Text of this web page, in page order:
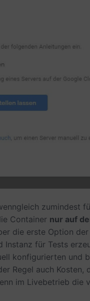
zumindest
Container nur auf
die erste Option
für Tests
konfigurierten und
Regel auch Kosten,
im Livebetrieb die